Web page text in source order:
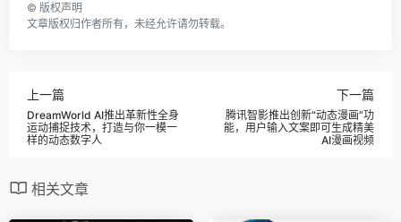
© 版权声明
文章版权归作者所有，未经允许请勿转载。
上一篇
DreamWorld AI推出革新性全身
运动捕捉技术，打造与你一模一
样的动态数字人
下一篇
腾讯智影推出创新“动态漫画”功
能，用户输入文案即可生成精美
AI漫画视频
相关文章